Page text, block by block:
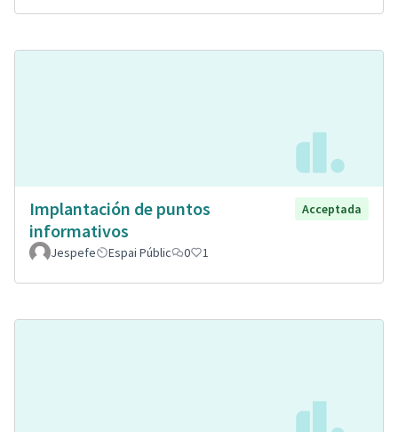
Implantación de puntos
informativos
Acceptada
Jespefe Espai Públic 0 1